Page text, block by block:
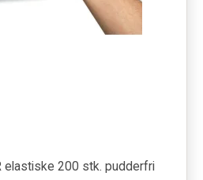
elastiske 200 stk. pudderfri